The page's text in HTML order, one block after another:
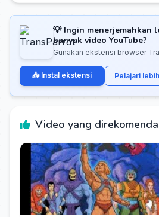
💡 Ingin menerjemahkan
banyak video YouTube?
Gunakan ekstensi browser
📥 Instal ekstensi Pelajari
Video yang